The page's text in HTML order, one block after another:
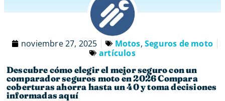
noviembre 27, 2025 Motos, Seguros de moto
artículos
Descubre cómo elegir el mejor seguro con un
comparador seguros moto en 2026 Compara
coberturas ahorra hasta un 40 y toma decisiones
informadas aquí